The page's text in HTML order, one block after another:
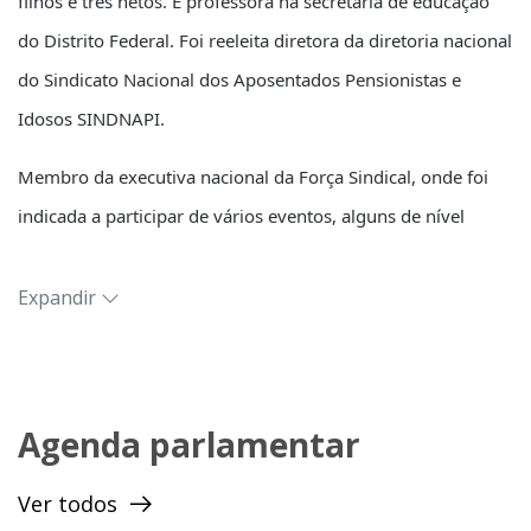
do Distrito Federal. Foi reeleita diretora da diretoria nacional
do Sindicato Nacional dos Aposentados Pensionistas e
Idosos SINDNAPI.
Membro da executiva nacional da Força Sindical, onde foi
indicada a participar de vários eventos, alguns de nível
Conferência da ONU sobre Mudanças Climáticas (COP 20)
no Distrito Federal.
Expandir
Agenda parlamentar
Ver todos